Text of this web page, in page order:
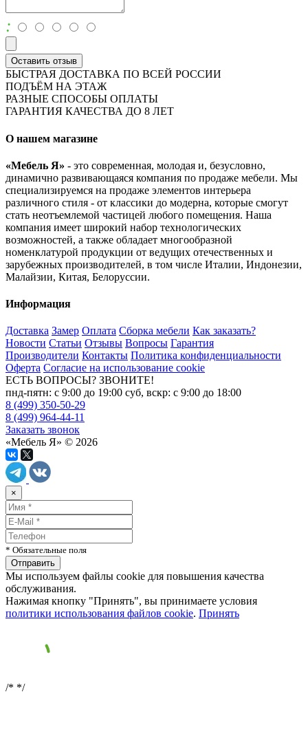
:
Оставить отзыв
БЫСТРАЯ ДОСТАВКА ПО ВСЕЙ РОССИИ
ПОДЪЁМ НА ЭТАЖ
РАЗНЫЕ СПОСОБЫ ОПЛАТЫ
ГАРАНТИЯ КАЧЕСТВА ДО 8 ЛЕТ
О нашем магазине
«Мебель Я» - это современная, молодая и, безусловно,
динамично развивающаяся компания по продаже мебели. Мы
специализируемся на продаже элементов интерьера
различного стиля - от классики до модерна, которые смогут
стать неотъемлемой частицей любого помещения. Наша
компания имеет широкий набор технологических
возможностей, а также обладает многообразной
номенклатурой продукции от ведущих отечественных и
зарубежных производителей, в том числе Италии, Индонезии,
Малайзии, Китая, Белоруссии.
Информация
Доставка Замер Оплата Сборка мебели Как заказать?
Новости Статьи Отзывы Вопросы Гарантия
Производители Контакты Политика конфиденциальности
Оферта Согласие на использование cookie
ЕСТЬ ВОПРОСЫ? ЗВОНИТЕ!
пнд-пятн: с 9:00 до 19:00 суб, вскр: с 9:00 до 18:00
8 (499) 350-50-29
8 (499) 964-44-11
Заказать звонок
«Мебель Я» © 2026
×
* Обязательные поля
Мы используем файлы cookie для повышения качества
обслуживания.
Нажимая кнопку "Принять", вы принимаете условия
политики использования файлов cookie. Принять
/* */